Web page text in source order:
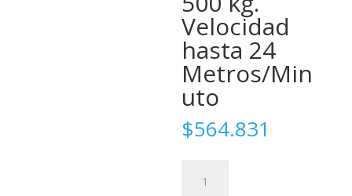
Velocidad
hasta 24
Metros/Min
uto
$564.831
Centurión